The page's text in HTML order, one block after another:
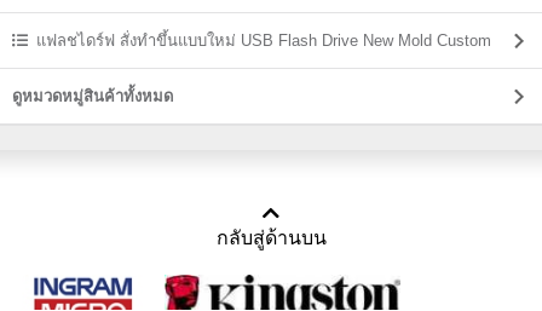
USBThailand
แฟลชไดร์ฟ สั่งทำขึ้นแบบใหม่ USB Flash Drive New Mold Custom
Shaped
ดูหมวดหมู่สินค้าทั้งหมด
กลับสู่ด้านบน